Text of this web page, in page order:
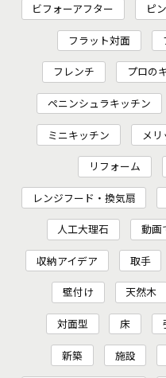
ビフォーアフター ピ
フラット対面
フレンチ プロの
ペニンシュラキッチン
ミニキッチン メ
リフォーム
レンジフード・換気扇
人工大理石 動画
収納アイデア 取手
壁付け 天然木
対面型 床
新築 施設